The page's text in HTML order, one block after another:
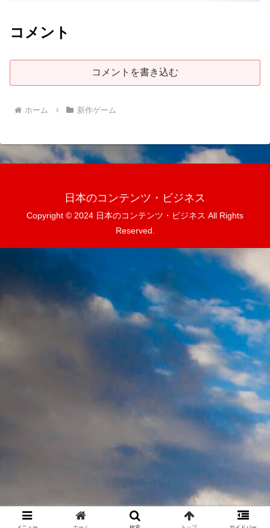
コメント
コメントを書き込む
ホーム 新作ゲーム
日本のコンテンツ・ビジネス
Copyright © 2024 日本のコンテンツ・ビジネス All Rights
Reserved.